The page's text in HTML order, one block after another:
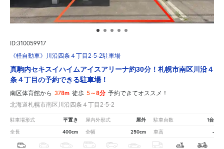
ID:310059917
《軽自動車》川沿四条４丁目2-5-2駐車場
真駒内セキスイハイムアイスアリーナ約30分！札幌市南区川沿４
条４丁目の予約できる駐車場！
南区体育館から 378m 徒歩 5～8分 予約できてオススメ！
北海道札幌市南区川沿四条４丁目2-5-2
駐車場形式 平置き 屋内外形式 屋外 駐車台数 1台
全長 400cm 全幅 250cm 車高 -